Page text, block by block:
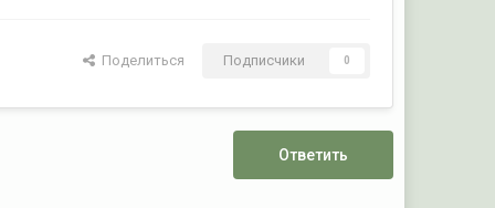
Поделиться Подписчики 0
Ответить